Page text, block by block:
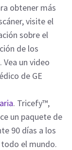
obtener más
visite el
sobre el
de los
. Vea un video
de GE
. Tricefy™,
un paquete de
90 días a los
el mundo.